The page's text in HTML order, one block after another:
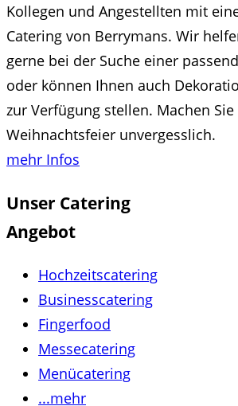
Kollegen und Angestellten mit
Catering von Berrymans. Wir
gerne bei der Suche einer
oder können Ihnen auch
zur Verfügung stellen. Machen
Weihnachtsfeier unvergesslich.
mehr Infos
Unser Catering
Angebot
Hochzeitscatering
Businesscatering
Fingerfood
Messecatering
Menücatering
...mehr